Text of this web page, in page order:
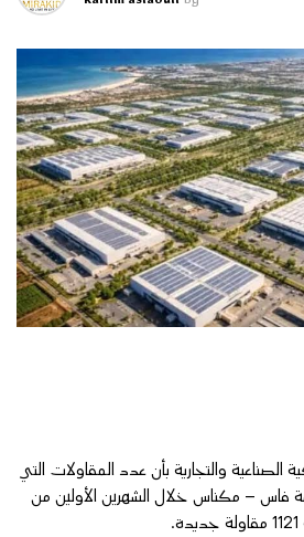
الصناعية والتجارية بأن عدد المقاولات التي
فاس – مكناس خلال الشهرين الأولين من